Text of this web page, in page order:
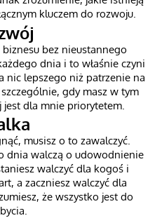
kluczem do rozwoju.
bez nieustannego
dnia i to właśnie czyni
nic lepszego niż patrzenie na
gdy masz w tym
dla mnie priorytetem.
musisz o to zawalczyć.
dnia walczą o udowodnienie
walczyć dla kogoś i
a zaczniesz walczyć dla
że wszystko jest do